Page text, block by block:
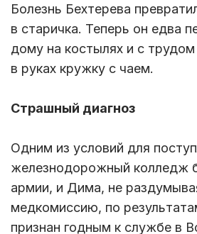
Болезнь Бехтерева
в старичка. Теперь он едва
дому на костылях и с
в руках кружку с чаем.
Страшный диагноз
Одним из условий для
железнодорожный колледж
армии, и Дима, не
медкомиссию, по
признан годным к службе в